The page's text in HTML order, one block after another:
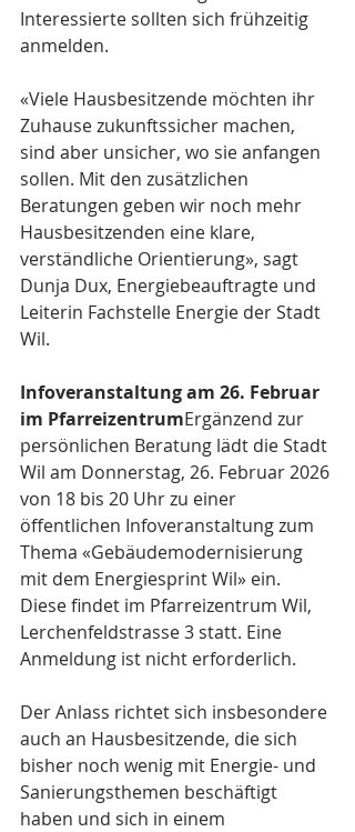
Interessierte sollten sich frühzeitig
anmelden.
«Viele Hausbesitzende möchten ihr
Zuhause zukunftssicher machen,
sind aber unsicher, wo sie anfangen
sollen. Mit den zusätzlichen
Beratungen geben wir noch mehr
Hausbesitzenden eine klare,
verständliche Orientierung», sagt
Dunja Dux, Energiebeauftragte und
Leiterin Fachstelle Energie der Stadt
Wil.
Infoveranstaltung am 26. Februar
im PfarreizentrumErgänzend zur
persönlichen Beratung lädt die Stadt
Wil am Donnerstag, 26. Februar 2026
von 18 bis 20 Uhr zu einer
öffentlichen Infoveranstaltung zum
Thema «Gebäudemodernisierung
mit dem Energiesprint Wil» ein.
Diese findet im Pfarreizentrum Wil,
Lerchenfeldstrasse 3 statt. Eine
Anmeldung ist nicht erforderlich.
Der Anlass richtet sich insbesondere
auch an Hausbesitzende, die sich
bisher noch wenig mit Energie- und
Sanierungsthemen beschäftigt
haben und sich in einem